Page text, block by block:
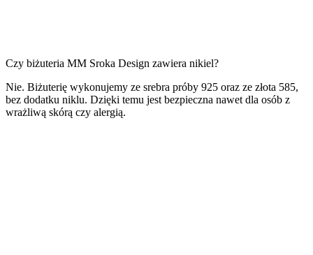
Czy biżuteria MM Sroka Design zawiera nikiel?
Nie. Biżuterię wykonujemy ze srebra próby 925 oraz ze złota 585,
bez dodatku niklu. Dzięki temu jest bezpieczna nawet dla osób z
wrażliwą skórą czy alergią.